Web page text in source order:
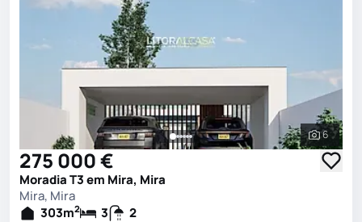
Ver
6
275 000 €
Moradia T3 em Mira, Mira
Mira, Mira
303m2 3 2